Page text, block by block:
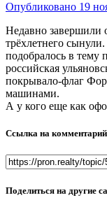
Опубликовано 19
Недавно завершили
трёхлетнего
подобралось в
российская
покрывало-флаг
машинами.
А у кого еще как
Ссылка на комментарий
Поделиться на другие